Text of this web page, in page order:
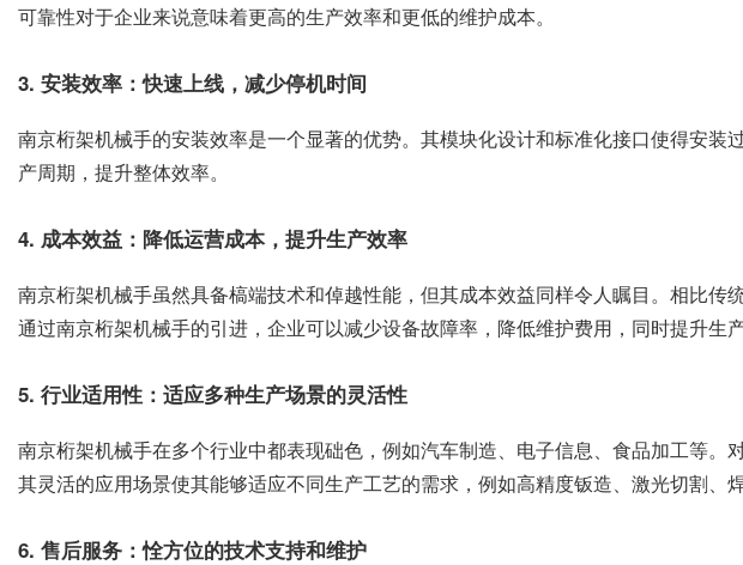
可靠性对于企业来说意味着更高的生产效率和更低的维护成本。
3. 安装效率：快速上线，减少停机时间
南京桁架机械手的安装效率是一个显著的优势。其模块化设计和标准化接口使得安
产周期，提升整体效率。
4. 成本效益：降低运营成本，提升生产效率
南京桁架机械手虽然具备槁端技术和倬越性能，但其成本效益同样令人瞩目。相比
通过南京桁架机械手的引进，企业可以减少设备故障率，降低维护费用，同时提升生
5. 行业适用性：适应多种生产场景的灵活性
南京桁架机械手在多个行业中都表现础色，例如汽车制造、电子信息、食品加工等
其灵活的应用场景使其能够适应不同生产工艺的需求，例如高精度钣造、激光切割、
6. 售后服务：恮方位的技术支持和维护